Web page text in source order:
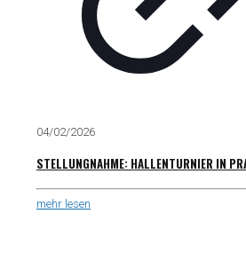
04/02/2026
STELLUNGNAHME: HALLENTURNIER IN
mehr lesen